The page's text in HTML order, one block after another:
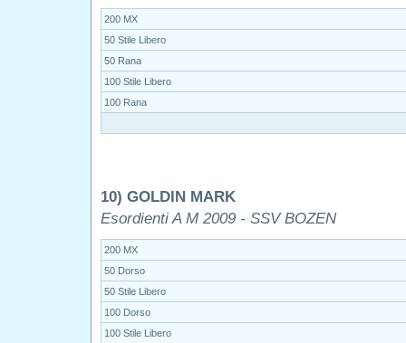
200 MX
50 Stile Libero
50 Rana
100 Stile Libero
100 Rana
10) GOLDIN MARK
Esordienti A M 2009 - SSV BOZEN
200 MX
50 Dorso
50 Stile Libero
100 Dorso
100 Stile Libero